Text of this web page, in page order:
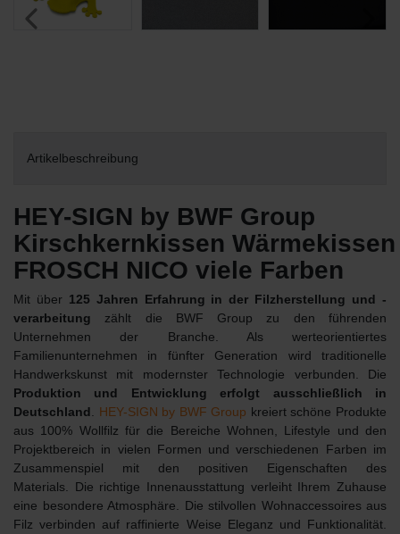
Artikelbeschreibung
HEY-SIGN by BWF Group
Kirschkernkissen
FROSCH NICO viele Farben
Mit über 125 Jahren Erfahrung in der Filzherstellung und -
verarbeitung zählt die BWF Group zu den führenden
Unternehmen der Branche. Als werteorientiertes
Familienunternehmen in fünfter Generation wird traditionelle
Handwerkskunst mit modernster Technologie verbunden. Die
Produktion und Entwicklung erfolgt ausschließlich in
Deutschland
HEY-SIGN by BWF Group kreiert schöne Produkte
aus 100% Wollfilz für die Bereiche Wohnen, Lifestyle und den
Projektbereich in vielen Formen und verschiedenen Farben im
Zusammenspiel mit den positiven Eigenschaften des
Materials. Die richtige Innenausstattung verleiht Ihrem Zuhause
eine besondere Atmosphäre. Die stilvollen Wohnaccessoires aus
Filz verbinden auf raffinierte Weise Eleganz und Funktionalität.